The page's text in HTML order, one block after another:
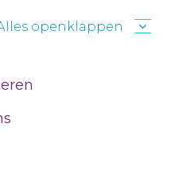
openklappen